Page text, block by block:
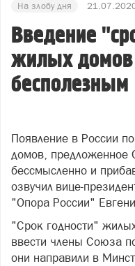
На злобу дня
Введение
жилых домов
бесполезным
Появление в России
домов, предложенное
бессмысленно и
озвучил вице-
"Опора России"
"Срок годности"
ввести члены Союза
они направили в